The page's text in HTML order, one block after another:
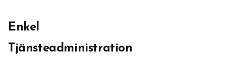
Enkel
Tjänsteadministration